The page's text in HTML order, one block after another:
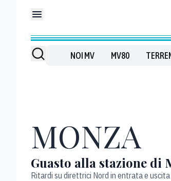
NOI MV MV80
MONZA
Guasto alla stazione di
Ritardi su direttrici Nord in entrata e